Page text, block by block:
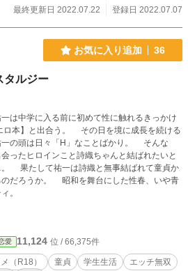
最終更新日 2022.07.22
登録日 2022.07.07
お気に入り追加 36
ルジー
は中学に入る前に初めて性に触れるきっかけ
頭は日々「H」なことばかり。 そんな
ったヒロインこと詩織ちゃんと結ばれたいと
貞か
を舞台にした性春、いや青
。
愛 11,124 位 / 66,375件
（R18） 童貞 学生生活
エッチ無双